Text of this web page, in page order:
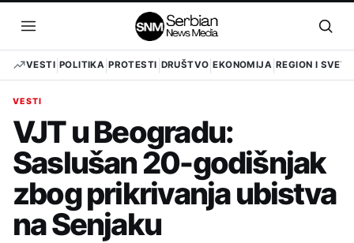
sadržaj
Otvori
meni
VESTI POLITIKA PROTESTI DRUŠTVO EKONOMIJA REGION I SVET
VESTI
VJT u Beogradu:
Saslušan 20-godišnjak
zbog prikrivanja ubistva
na Senjaku